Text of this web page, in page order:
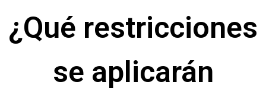
¿Qué restricciones
se aplicarán